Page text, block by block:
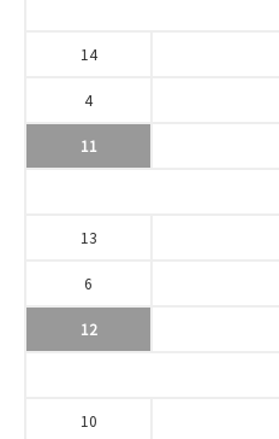
14
4
11
13
6
12
10